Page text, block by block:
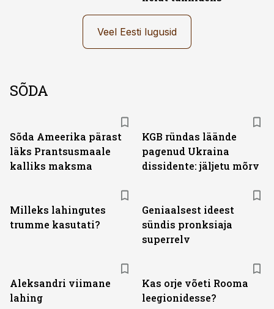
Veel Eesti lugusid
SÕDA
Sõda Ameerika pärast
läks Prantsusmaale
kalliks maksma
KGB ründas läände
pagenud Ukraina
dissidente: jäljetu mõrv
Milleks lahingutes
trumme kasutati?
Geniaalsest ideest
sündis pronksiaja
superrelv
Aleksandri viimane
lahing
Kas orje võeti Rooma
leegionidesse?